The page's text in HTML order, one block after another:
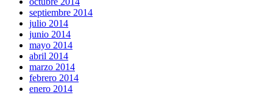
septiembre 2014
julio 2014
junio 2014
mayo 2014
abril 2014
marzo 2014
febrero 2014
enero 2014